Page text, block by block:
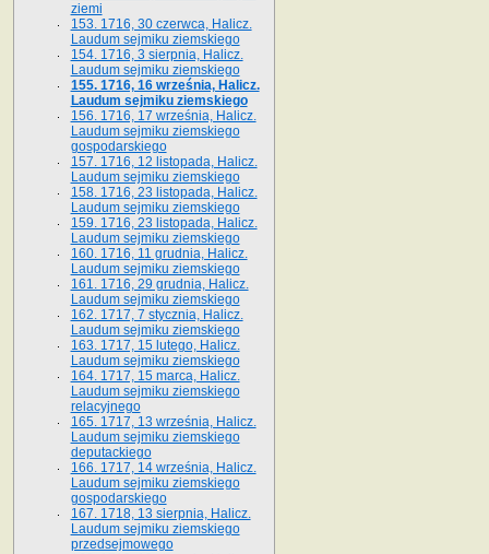
ziemi
153. 1716, 30 czerwca, Halicz.
Laudum sejmiku ziemskiego
154. 1716, 3 sierpnia, Halicz.
Laudum sejmiku ziemskiego
155. 1716, 16 września, Halicz.
Laudum sejmiku ziemskiego
156. 1716, 17 września, Halicz.
Laudum sejmiku ziemskiego
gospodarskiego
157. 1716, 12 listopada, Halicz.
Laudum sejmiku ziemskiego
158. 1716, 23 listopada, Halicz.
Laudum sejmiku ziemskiego
159. 1716, 23 listopada, Halicz.
Laudum sejmiku ziemskiego
160. 1716, 11 grudnia, Halicz.
Laudum sejmiku ziemskiego
161. 1716, 29 grudnia, Halicz.
Laudum sejmiku ziemskiego
162. 1717, 7 stycznia, Halicz.
Laudum sejmiku ziemskiego
163. 1717, 15 lutego, Halicz.
Laudum sejmiku ziemskiego
164. 1717, 15 marca, Halicz.
Laudum sejmiku ziemskiego
relacyjnego
165. 1717, 13 września, Halicz.
Laudum sejmiku ziemskiego
deputackiego
166. 1717, 14 września, Halicz.
Laudum sejmiku ziemskiego
gospodarskiego
167. 1718, 13 sierpnia, Halicz.
Laudum sejmiku ziemskiego
przedsejmowego